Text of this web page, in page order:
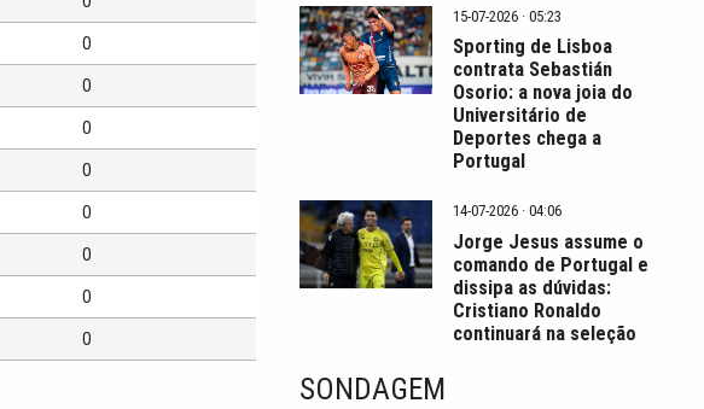
0
0
0
0
0
0
0
0
15-07-2026 · 05:23
Sporting de Lisboa
contrata Sebastián
Osorio: a nova joia do
Universitário de
Deportes chega a
Portugal
14-07-2026 · 04:06
Jorge Jesus assume o
comando de Portugal e
dissipa as dúvidas:
Cristiano Ronaldo
continuará na seleção
SONDAGEM